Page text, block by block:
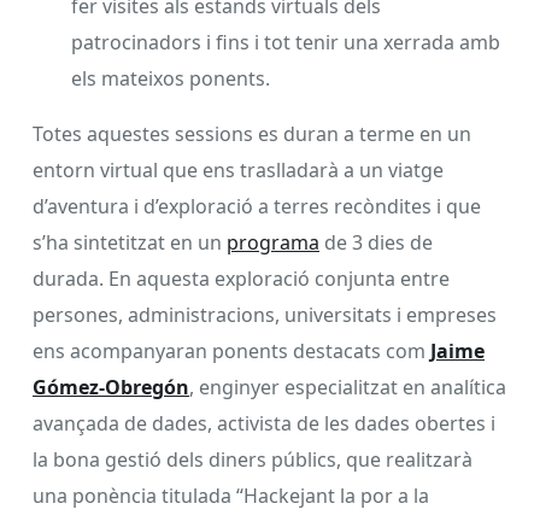
fer visites als estands virtuals dels
patrocinadors i fins i tot tenir una xerrada amb
els mateixos ponents.
Totes aquestes sessions es duran a terme en un
entorn virtual que ens traslladarà a un viatge
d’aventura i d’exploració a terres recòndites i que
s’ha sintetitzat en un programa de 3 dies de
durada. En aquesta exploració conjunta entre
persones, administracions, universitats i empreses
ens acompanyaran ponents destacats com Jaime
Gómez-Obregón, enginyer especialitzat en analítica
avançada de dades, activista de les dades obertes i
la bona gestió dels diners públics, que realitzarà
una ponència titulada “Hackejant la por a la